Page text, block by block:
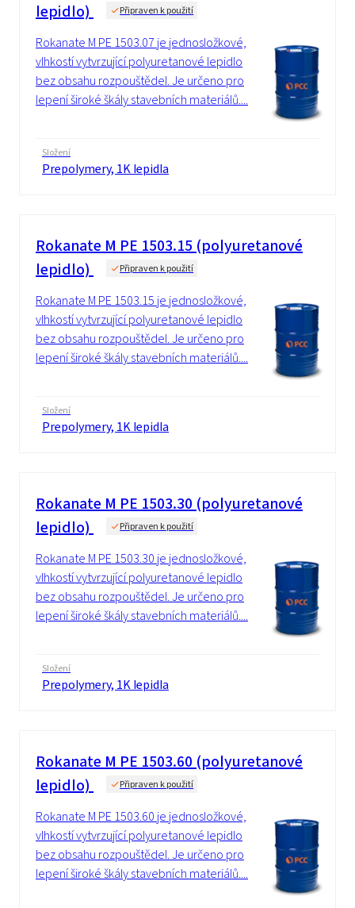
lepidlo)
Připraven k použití
Rokanate M PE 1503.07 je jednosložkové,
vlhkostí vytvrzující polyuretanové lepidlo
bez obsahu rozpouštědel. Je určeno pro
lepení široké škály stavebních materiálů....
Složení
Prepolymery, 1K lepidla
Rokanate M PE 1503.15 (polyuretanové
lepidlo)
Připraven k použití
Rokanate M PE 1503.15 je jednosložkové,
vlhkostí vytvrzující polyuretanové lepidlo
bez obsahu rozpouštědel. Je určeno pro
lepení široké škály stavebních materiálů....
Složení
Prepolymery, 1K lepidla
Rokanate M PE 1503.30 (polyuretanové
lepidlo)
Připraven k použití
Rokanate M PE 1503.30 je jednosložkové,
vlhkostí vytvrzující polyuretanové lepidlo
bez obsahu rozpouštědel. Je určeno pro
lepení široké škály stavebních materiálů....
Složení
Prepolymery, 1K lepidla
Rokanate M PE 1503.60 (polyuretanové
lepidlo)
Připraven k použití
Rokanate M PE 1503.60 je jednosložkové,
vlhkostí vytvrzující polyuretanové lepidlo
bez obsahu rozpouštědel. Je určeno pro
lepení široké škály stavebních materiálů....